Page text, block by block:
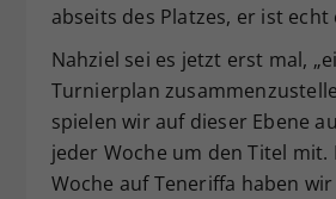
abseits des Platzes, er ist echt
Nahziel sei es jetzt erst mal,
Turnierplan
spielen wir auf dieser Ebene
jeder Woche um den Titel mit.
Woche auf Teneriffa haben